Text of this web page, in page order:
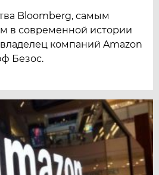
Bloomberg, самым
в современной истории
владелец компаний Amazon
Безос.